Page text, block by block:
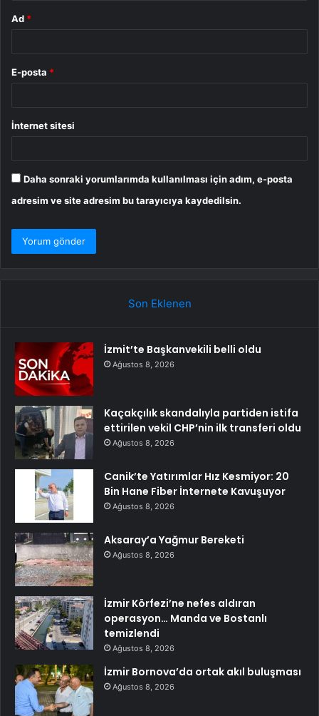
Ad *
E-posta *
İnternet sitesi
Daha sonraki yorumlarımda kullanılması için adım, e-posta
adresim ve site adresim bu tarayıcıya kaydedilsin.
Son Eklenen
İzmit’te Başkanvekili belli oldu
Ağustos 8, 2026
Kaçakçılık skandalıyla partiden istifa
ettirilen vekil CHP’nin ilk transferi oldu
Ağustos 8, 2026
Canik’te Yatırımlar Hız Kesmiyor: 20
Bin Hane Fiber İnternete Kavuşuyor
Ağustos 8, 2026
Aksaray’a Yağmur Bereketi
Ağustos 8, 2026
İzmir Körfezi’ne nefes aldıran
operasyon… Manda ve Bostanlı
temizlendi
Ağustos 8, 2026
İzmir Bornova’da ortak akıl buluşması
Ağustos 8, 2026